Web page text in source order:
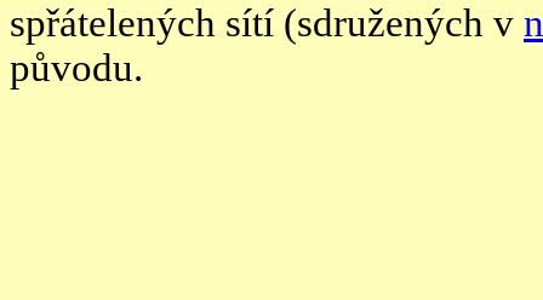
spřátelených sítí (sdružených v
původu.